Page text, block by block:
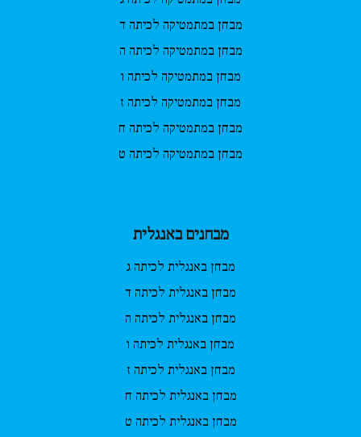
מבחן במתמטיקה לכיתה ד
מבחן במתמטיקה לכיתה ה
מבחן במתמטיקה לכיתה ו
מבחן במתמטיקה לכיתה ז
מבחן במתמטיקה לכיתה ח
מבחן במתמטיקה לכיתה ט
מבחנים באנגלית
מבחן באנגלית לכיתה ג
מבחן באנגלית לכיתה ד
מבחן באנגלית לכיתה ה
מבחן באנגלית לכיתה ו
מבחן באנגלית לכיתה ז
מבחן באנגלית לכיתה ח
מבחן באנגלית לכיתה ט